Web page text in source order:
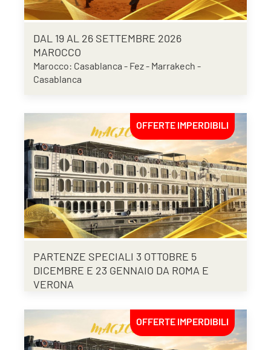
DAL 19 AL 26 SETTEMBRE 2026
MAROCCO
Marocco: Casablanca - Fez - Marrakech -
Casablanca
OFFERTE IMPERDIBILI
PARTENZE SPECIALI 3 OTTOBRE 5
DICEMBRE E 23 GENNAIO DA ROMA E
VERONA
OFFERTE IMPERDIBILI